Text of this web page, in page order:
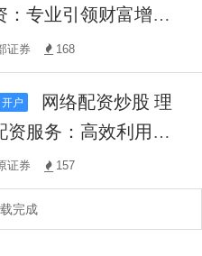
：专业引领财富增
您的智能投资新时
证券 168
户
资服务：高效利用资
财富增值新路径
证券 157
完成